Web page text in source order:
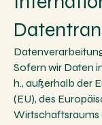
Sofern wir Daten
h., außerhalb der
(EU), des
Wirtschaftsraums